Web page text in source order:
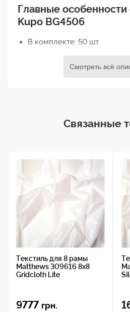
Главные
Kupo BG4506
В комплекте: 50 шт
Диаметр кабеля 4,5 мм
Каждая стяжка петля
Простая в использовании с
Просто пропустите
втулку, пока пластиковый
одном уровне, затем
фиксированной точке, чтобы
растяжение и изменение
Смотреть всё
Связанные
Текстиль для 8 рамы
Matthews 309616 8x8
Gridcloth Lite
9777 грн.